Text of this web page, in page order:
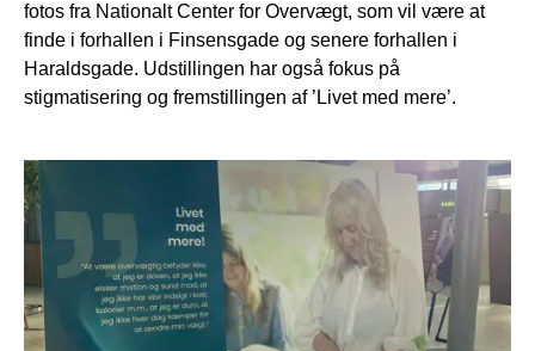
fotos fra Nationalt Center for Overvægt, som vil være at
finde i forhallen i Finsensgade og senere forhallen i
Haraldsgade. Udstillingen har også fokus på
stigmatisering og fremstillingen af ’Livet med mere’.